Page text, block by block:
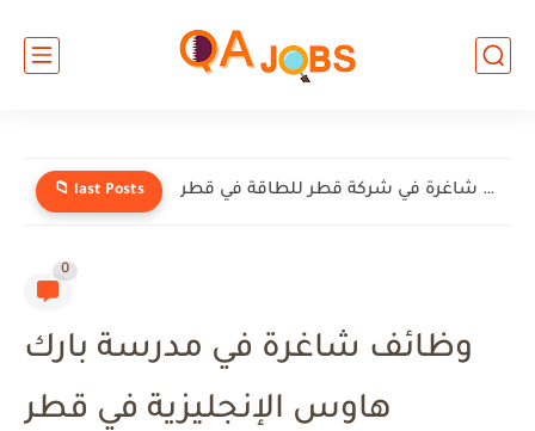
📁 last Posts وظائف شاغرة في شركة إنيرميك (EnerMech) في قطر
0
وظائف شاغرة في مدرسة بارك
هاوس الإنجليزية في قطر